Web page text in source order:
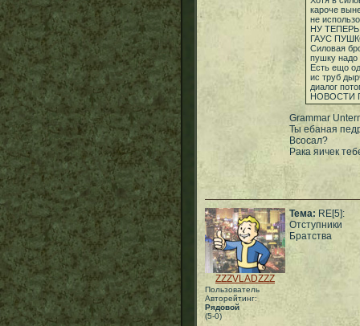
кароче
не
НУ
ГАУС
Силовая
пушку надо
Есть ещо
ис труб
диалог
НОВОСТИ
Grammar
Ты ебаная
Всосал?
Рака яичек
ZZZVLADZZZ
Пользователь
Авторейтинг:
Рядовой
(5-0)
Тема: RE[5]:
Отступники
Братства